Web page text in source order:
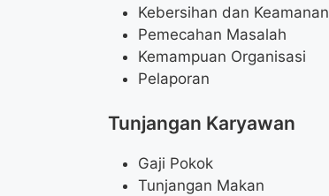
Kebersihan dan Keamanan
Pemecahan Masalah
Kemampuan Organisasi
Pelaporan
Tunjangan Karyawan
Gaji Pokok
Tunjangan Makan